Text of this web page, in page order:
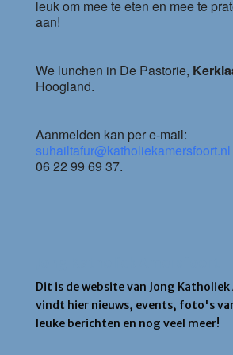
leuk om mee te eten en mee te
aan!
We lunchen in De Pastorie,
Hoogland.
Aanmelden kan per e-mail:
suhailtafur@katholiekamersfoort.nl
06 22 99 69 37.
Dit is de website van Jong
vindt hier nieuws, events, foto's
leuke berichten en nog veel meer!